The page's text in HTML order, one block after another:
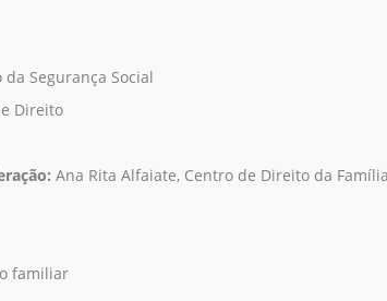
Segurança Social
Direito
Ana Rita Alfaiate, Centro de Direito da
familiar